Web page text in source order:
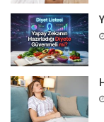
UYARI!
Hekimus.com
Sitede yer alan bu
muayenesi ve tedavisi
yönteminin seçimi
Hekimus.com'da yer